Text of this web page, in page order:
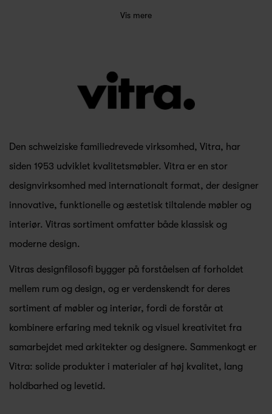
Vis mere
Den schweiziske familiedrevede virksomhed, Vitra, har
siden 1953 udviklet kvalitetsmøbler. Vitra er en stor
designvirksomhed med internationalt format, der designer
innovative, funktionelle og æstetisk tiltalende møbler og
interiør. Vitras sortiment omfatter både klassisk og
moderne design.
Vitras designfilosofi bygger på forståelsen af forholdet
mellem rum og design, og er verdenskendt for deres
sortiment af møbler og interiør, fordi de forstår at
kombinere erfaring med teknik og visuel kreativitet fra
samarbejdet med arkitekter og designere. Sammenkogt er
Vitra: solide produkter i materialer af høj kvalitet, lang
holdbarhed og levetid.